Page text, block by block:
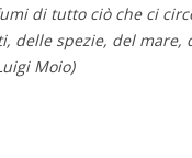
di tutto ciò che ci
spezie, del mare,
Moio)